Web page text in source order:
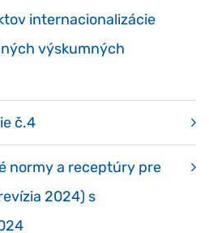
internacionalizácie
výskumných
č.4
normy a receptúry pre
2024) s